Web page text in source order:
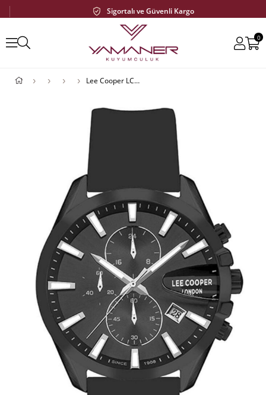
Sigortalı ve Güvenli Kargo
0
Lee Cooper LC07522.651-NM Erkek Kol Saati